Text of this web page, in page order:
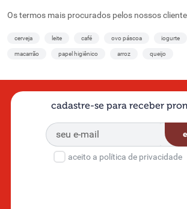
Manteigas cremosas, margarinas com creme
sem lactose estão disponíveis em diferentes
às suas preferências e necessidades
e laticínios
Diferentes tamanhos disponíveis
margarinas
Aqui você encontra manteiga e margarina
para se adequar a diferentes necessidades
quem utiliza frequentemente esses
maiores de 500 g e 1 kg, perfeitos para uso em
adora preparar receitas com manteiga e
Os termos mais procurados pelos nossos
cerveja leite café ovo páscoa iogurte
macarrão papel higiênico arroz queijo
cadastre-se para receber
aceito a política de privacidade